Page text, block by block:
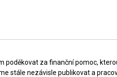
poděkovat za finanční pomoc,
stále nezávisle publikovat a